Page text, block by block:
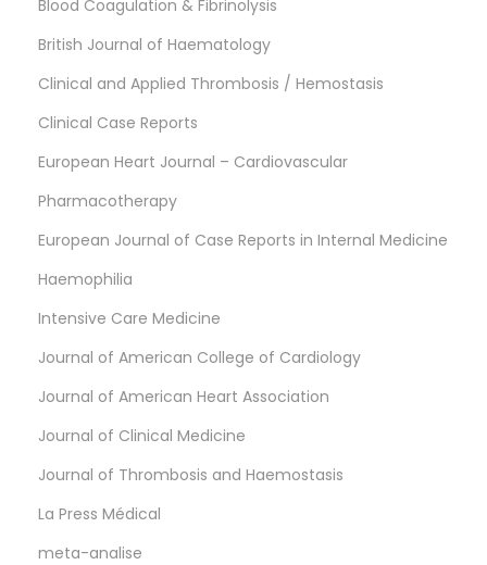
Blood Coagulation & Fibrinolysis
British Journal of Haematology
Clinical and Applied Thrombosis / Hemostasis
Clinical Case Reports
European Heart Journal – Cardiovascular
Pharmacotherapy
European Journal of Case Reports in Internal Medicine
Haemophilia
Intensive Care Medicine
Journal of American College of Cardiology
Journal of American Heart Association
Journal of Clinical Medicine
Journal of Thrombosis and Haemostasis
La Press Médical
meta-analise